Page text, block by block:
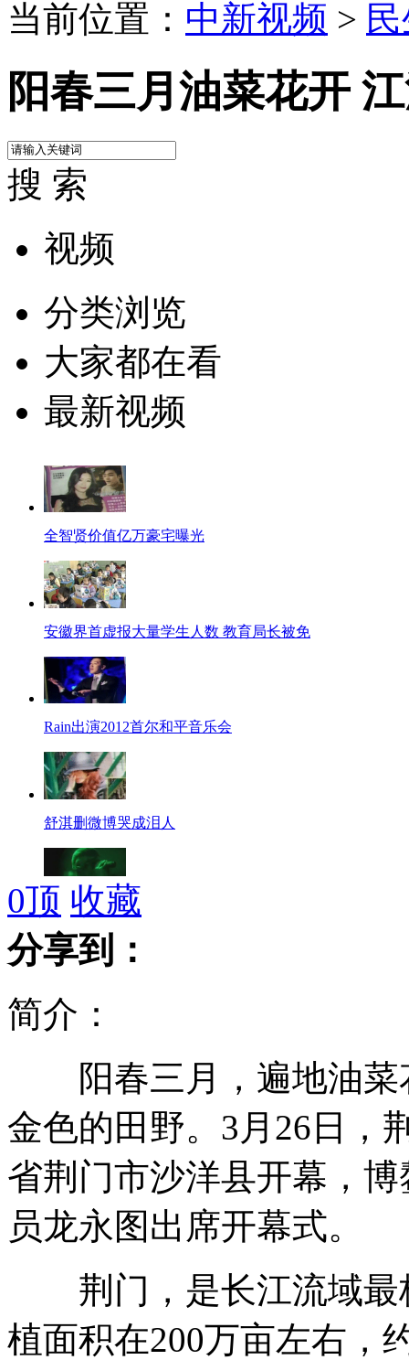
当前位置： 中新视频 >
阳春三月油菜花开
搜 索
视频
分类浏览
大家都在看
最新视频
全智贤价值亿万豪宅曝光
安徽界首虚报大量学生人数 教育局长被免
Rain出演2012首尔和平音乐会
舒淇删微博哭成泪人
中国护航编队驱离多批可疑小艇
美军将用"海神"代替P-3C反潜巡逻机
实拍：“发烧友”户外运动的“翻跟斗”
实拍：骗子学春晚小品 15分钟骗走1200元
0顶 收藏
分享到：
简介：
阳春三月，遍地油菜
金色的田野。3月26日，
省荆门市沙洋县开幕，
员龙永图出席开幕式。
荆门，是长江流域最
植面积在200万亩左右，